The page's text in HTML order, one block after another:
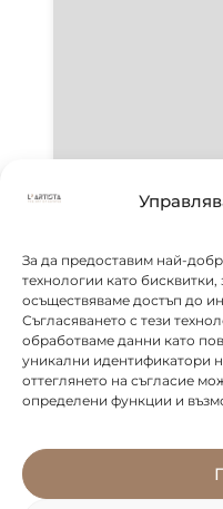
За да предоставим най-
технологии като
осъществяваме достъп до
Съгласяването с тези
обработваме данни като
уникални идентификатори
оттеглянето на съгласие
определени функции и